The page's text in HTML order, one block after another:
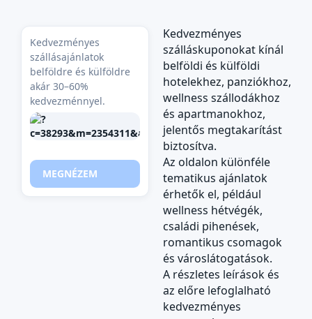
Kedvezményes
szállásajánlatok
belföldre és külföldre
akár 30–60%
kedvezménnyel.
MEGNÉZEM
Kedvezményes
szálláskuponokat kínál
belföldi és külföldi
hotelekhez, panziókhoz,
wellness szállodákhoz
és apartmanokhoz,
jelentős megtakarítást
biztosítva.
Az oldalon különféle
tematikus ajánlatok
érhetők el, például
wellness hétvégék,
családi pihenések,
romantikus csomagok
és városlátogatások.
A részletes leírások és
az előre lefoglalható
kedvezményes